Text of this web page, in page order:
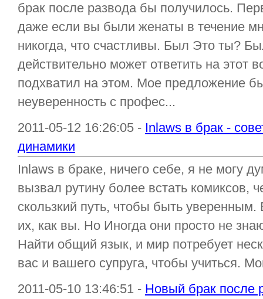
брак после развода бы получилось.
даже если вы были женаты в течение
никогда, что счастливы. Был Это ты?
действительно может ответить на этот
подхватил на этом. Мое предложение
неуверенность с профес...
2011-05-12 16:26:05 - Inlaws в брак -
динамики
Inlaws в браке, ничего себе, я не могу
вызвал рутину более встать комиксов,
скользкий путь, чтобы быть
их, как вы. Но Иногда они просто не
Найти общий язык, и мир потребует
вас и вашего супруга, чтобы учиться.
2011-05-10 13:46:51 - Новый брак после